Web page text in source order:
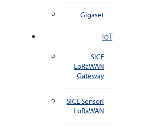
Gigaset
IoT
SICE
LoRaWAN
Gateway
SICE Sensori
LoRaWAN